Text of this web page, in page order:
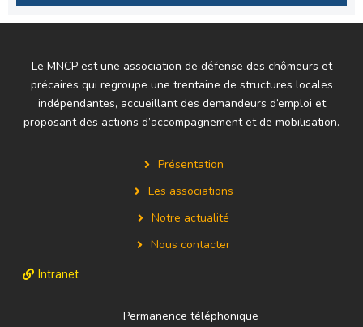
Le MNCP est une association de défense des chômeurs et
précaires qui regroupe une trentaine de structures locales
indépendantes, accueillant des demandeurs d’emploi et
proposant des actions d’accompagnement et de mobilisation.
Présentation
Les associations
Notre actualité
Nous contacter
Intranet
Permanence téléphonique